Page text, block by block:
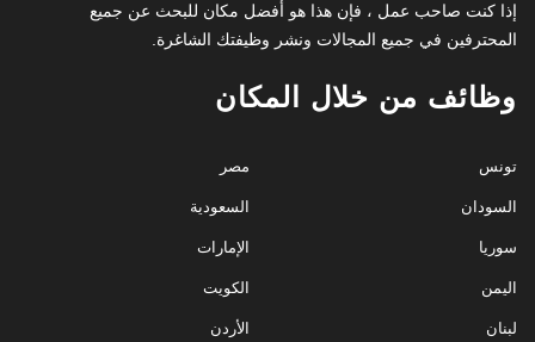
إذا كنت صاحب عمل ، فإن هذا هو أفضل مكان للبحث عن جميع
المحترفين في جميع المجالات ونشر وظيفتك الشاغرة.
وظائف من خلال المكان
مصر
السعودية
الإمارات
الكويت
الأردن
تونس
السودان
سوريا
اليمن
لبنان